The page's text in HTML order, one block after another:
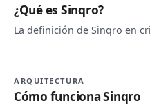
¿Qué es Sinqro?
La definición de Sinqro en
ARQUITECTURA
Cómo funciona Sinqro